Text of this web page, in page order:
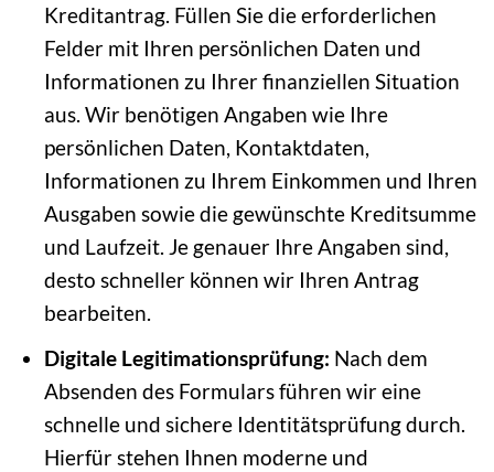
Kreditantrag. Füllen Sie die erforderlichen
Felder mit Ihren persönlichen Daten und
Informationen zu Ihrer finanziellen Situation
aus. Wir benötigen Angaben wie Ihre
persönlichen Daten, Kontaktdaten,
Informationen zu Ihrem Einkommen und Ihren
Ausgaben sowie die gewünschte Kreditsumme
und Laufzeit. Je genauer Ihre Angaben sind,
desto schneller können wir Ihren Antrag
bearbeiten.
Digitale Legitimationsprüfung: Nach dem
Absenden des Formulars führen wir eine
schnelle und sichere Identitätsprüfung durch.
Hierfür stehen Ihnen moderne und